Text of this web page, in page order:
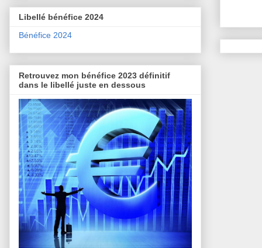
Libellé bénéfice 2024
Bénéfice 2024
Retrouvez mon bénéfice 2023 définitif
dans le libellé juste en dessous